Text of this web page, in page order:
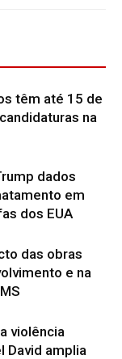
têm até 15 de
na
dados
em
dos EUA
das obras
e na
violência
David amplia